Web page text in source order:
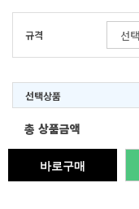
규격
선택상품
총 상품금액
바로구매